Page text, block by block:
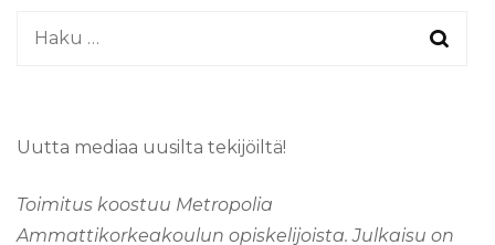
Haku:
Uutta mediaa uusilta tekijöiltä!
Toimitus koostuu Metropolia
Ammattikorkeakoulun opiskelijoista. Julkaisu on